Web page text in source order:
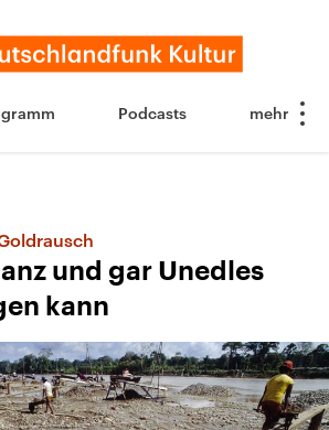
Podcasts
und gar Unedles
kann